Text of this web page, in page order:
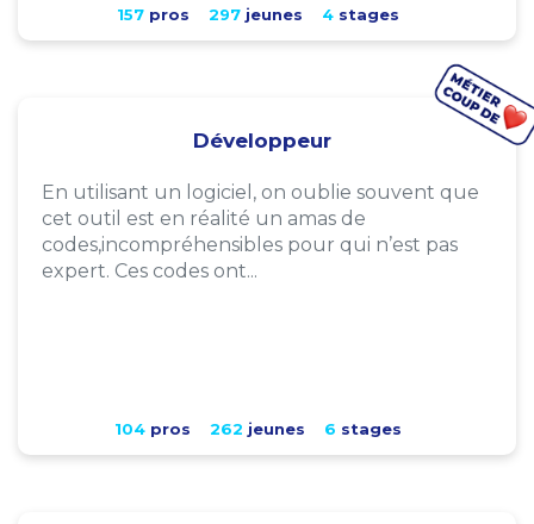
157pros 297jeunes 4stages
Développeur
En utilisant un logiciel, on oublie souvent que
cet outil est en réalité un amas de
codes,incompréhensibles pour qui n’est pas
expert. Ces codes ont...
104pros 262 jeunes 6 stages